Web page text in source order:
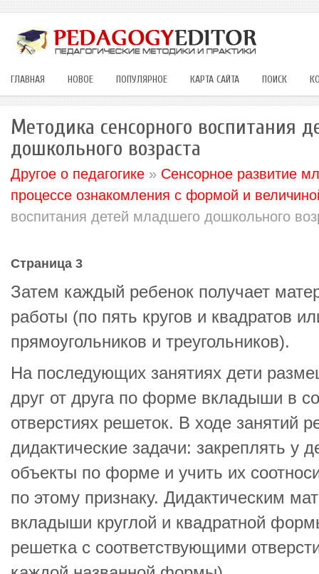
ГЛАВНАЯ НОВОЕ ПОПУЛЯРНОЕ КАРТА САЙТА ПОИСК
Методика сенсорного воспитания
дошкольного возраста
Другое о педагогике » Сенсорное развитие
процессе ознакомления с формой и
воспитания детей младшего дошкольного
Страница 3
Затем каждый ребенок получает
работы (по пять кругов и квадратов
прямоугольников и треугольников).
На последующих занятиях дети
друг от друга по форме вкладыши в
отверстиях решеток. В ходе занятий
дидактические задачи: закреплять у
объекты по форме и учить их
по этому признаку. Дидактическим
вкладыши круглой и квадратной
решетка с соответствующими